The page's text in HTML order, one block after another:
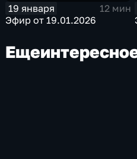
19 января
12 мин
Эфир от 19.01.2026
Еще